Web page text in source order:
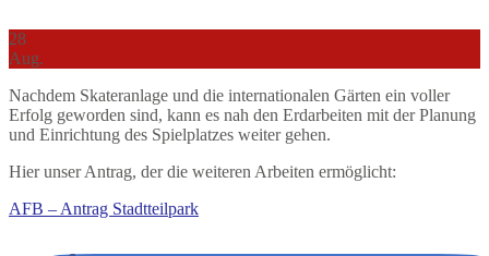
28
Aug.
Nachdem Skateranlage und die internationalen Gärten ein voller
Erfolg geworden sind, kann es nah den Erdarbeiten mit der Planung
und Einrichtung des Spielplatzes weiter gehen.
Hier unser Antrag, der die weiteren Arbeiten ermöglicht:
AFB – Antrag Stadtteilpark